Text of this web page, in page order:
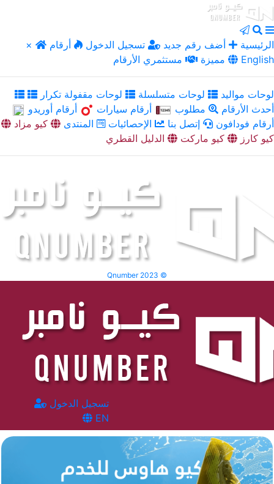
× الرئيسية أضف رقم جديد تسجيل الدخول
أرقام
مميزة
مستثمري الأرقام English
لوحات مواليد لوحات متسلسلة
لوحات مقفولة تكرار
أحدث الأرقام
مطلوب أرقام سيارات
أرقام أوريدو
أرقام فودافون
إتصل بنا الإحصائيات المنتدى
كيو مزاد
كيو كارز
كيو ماركت الدليل القطري
Qnumber 2023 ©
تسجيل الدخول
EN